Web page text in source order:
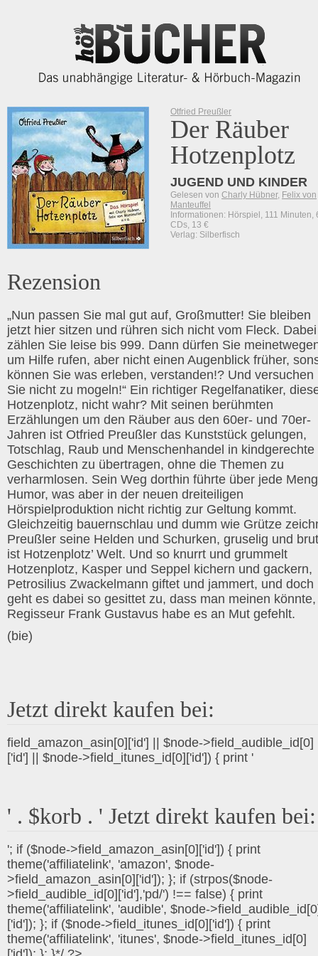
Otfried Preußler
Der Räuber
Hotzenplotz
JUGEND UND KINDER
Gelesen von Charly Hübner, Felix von
Manteuffel
Informationen: Hörspiel, 111 Minuten,
CDs, 13 €
Verlag: Silberfisch
Rezension
„Nun passen Sie mal gut auf, Großmutter! Sie bleiben
jetzt hier sitzen und rühren sich nicht vom Fleck. Dabei
zählen Sie leise bis 999. Dann dürfen Sie
um Hilfe rufen, aber nicht einen Augenblick früher,
können Sie was erleben, verstanden!? Und versuchen
Sie nicht zu mogeln!“ Ein richtiger Regelfanatiker,
Hotzenplotz, nicht wahr? Mit seinen berühmten
Erzählungen um den Räuber aus den 60er- und 70er-
Jahren ist Otfried Preußler das Kunststück gelungen,
Totschlag, Raub und Menschenhandel in kindgerechte
Geschichten zu übertragen, ohne die Themen zu
verharmlosen. Sein Weg dorthin führte über jede
Humor, was aber in der neuen dreiteiligen
Hörspielproduktion nicht richtig zur Geltung kommt.
Gleichzeitig bauernschlau und dumm wie Grütze
Preußler seine Helden und Schurken, gruselig und
ist Hotzenplotz’ Welt. Und so knurrt und grummelt
Hotzenplotz, Kasper und Seppel kichern und gackern,
Petrosilius Zwackelmann giftet und jammert, und doch
geht es dabei so gesittet zu, dass man meinen könnte,
Regisseur Frank Gustavus habe es an Mut gefehlt.
(bie)
Jetzt direkt kaufen bei:
field_amazon_asin[0]['id'] || $node->field_audible_id[0]
['id'] || $node->field_itunes_id[0]['id']) { print '
' . $korb . ' Jetzt direkt kaufen bei:
'; if ($node->field_amazon_asin[0]['id']) { print
theme('affiliatelink', 'amazon', $node-
>field_amazon_asin[0]['id']); }; if (strpos($node-
>field_audible_id[0]['id'],'pd/') !== false) { print
theme('affiliatelink', 'audible', $node-
['id']); }; if ($node->field_itunes_id[0]['id']) { print
theme('affiliatelink', 'itunes', $node->field_itunes_id[0]